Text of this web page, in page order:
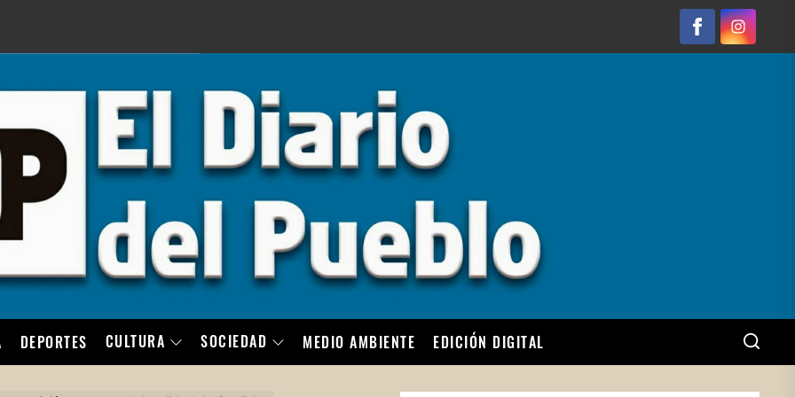
FacebookInstagram
DEPORTES CULTURA SOCIEDAD MEDIO AMBIENTE EDICIÓN DIGITAL